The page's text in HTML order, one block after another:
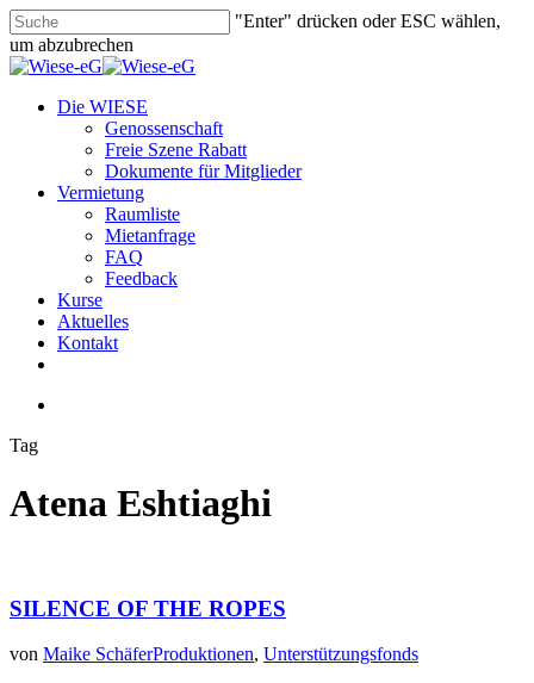
Skip
to
main
"Enter" drücken oder ESC wählen,
um abzubrechen
Close
search
Menu
Die WIESE
Genossenschaft
Freie Szene Rabatt
Dokumente für Mitglieder
Vermietung
Raumliste
Mietanfrage
FAQ
Feedback
Kurse
Aktuelles
Kontakt
Tag
Atena Eshtiaghi
SILENCE OF THE ROPES
von Maike SchäferProduktionen, Unterstützungsfonds